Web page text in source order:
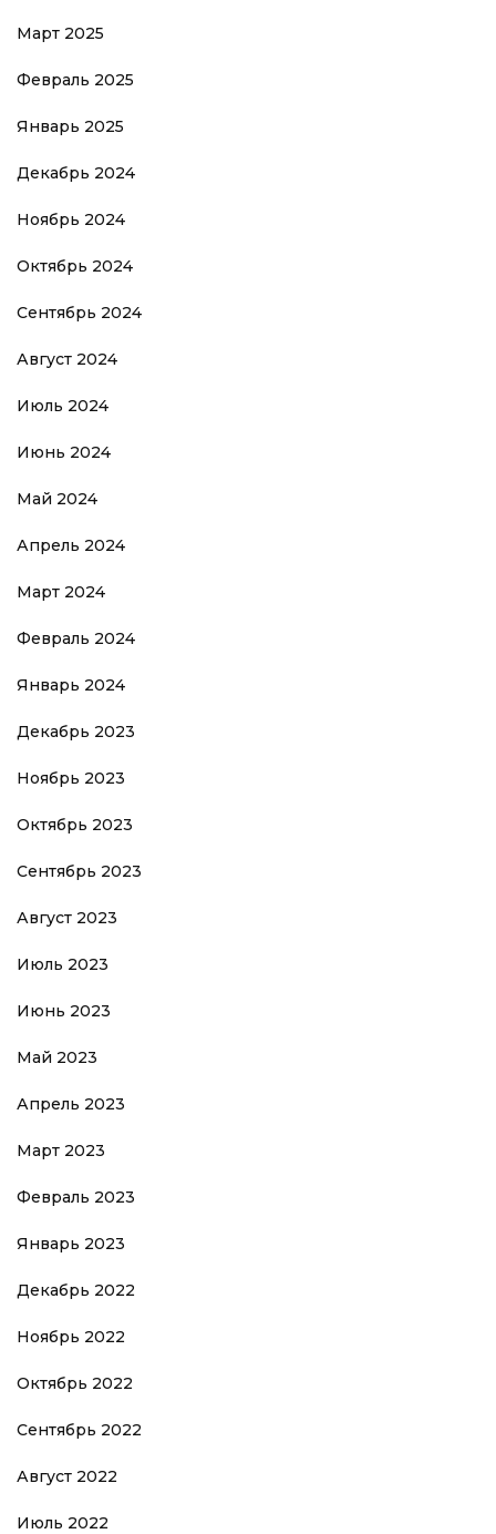
Март 2025
Февраль 2025
Январь 2025
Декабрь 2024
Ноябрь 2024
Октябрь 2024
Сентябрь 2024
Август 2024
Июль 2024
Июнь 2024
Май 2024
Апрель 2024
Март 2024
Февраль 2024
Январь 2024
Декабрь 2023
Ноябрь 2023
Октябрь 2023
Сентябрь 2023
Август 2023
Июль 2023
Июнь 2023
Май 2023
Апрель 2023
Март 2023
Февраль 2023
Январь 2023
Декабрь 2022
Ноябрь 2022
Октябрь 2022
Сентябрь 2022
Август 2022
Июль 2022